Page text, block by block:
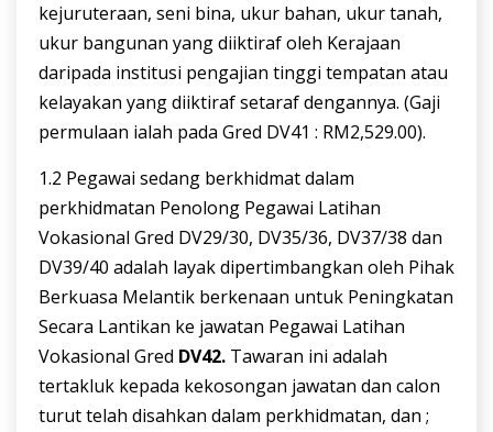
kejuruteraan, seni bina, ukur bahan, ukur tanah,
ukur bangunan yang diiktiraf oleh Kerajaan
daripada institusi pengajian tinggi tempatan atau
kelayakan yang diiktiraf setaraf dengannya. (Gaji
permulaan ialah pada Gred DV41 : RM2,529.00).
1.2 Pegawai sedang berkhidmat dalam
perkhidmatan Penolong Pegawai Latihan
Vokasional Gred DV29/30, DV35/36, DV37/38 dan
DV39/40 adalah layak dipertimbangkan oleh Pihak
Berkuasa Melantik berkenaan untuk Peningkatan
Secara Lantikan ke jawatan Pegawai Latihan
Vokasional Gred DV42. Tawaran ini adalah
tertakluk kepada kekosongan jawatan dan calon
turut telah disahkan dalam perkhidmatan, dan ;